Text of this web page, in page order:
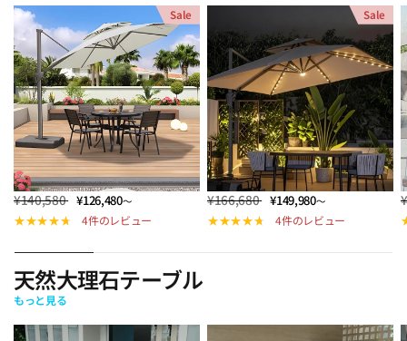
Sale
¥140,580 ¥126,480～
4件のレビュー
Sale
¥166,680 ¥149,980～
4件のレビュー
天然大理石テーブル
もっと見る